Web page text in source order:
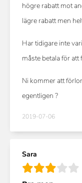
högre rabatt mot
lägre rabatt men
Har tidigare inte
måste betala för att
Ni kommer att
egentligen ?
2019-07-06
Sara